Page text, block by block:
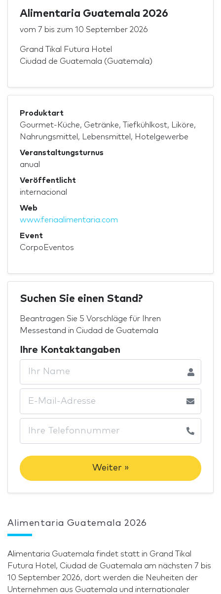
Alimentaria Guatemala 2026
vom 7 bis zum 10 September 2026
Grand Tikal Futura Hotel
Ciudad de Guatemala (Guatemala)
Produktart
Gourmet-Küche, Getränke, Tiefkühlkost, Liköre,
Nahrungsmittel, Lebensmittel, Hotelgewerbe
Veranstaltungsturnus
anual
Veröffentlicht
internacional
Web
www.feriaalimentaria.com
Event
CorpoEventos
Suchen Sie einen Stand?
Beantragen Sie 5 Vorschläge für Ihren
Messestand in Ciudad de Guatemala
Ihre Kontaktangaben
Weiter »
Alimentaria Guatemala 2026
Alimentaria Guatemala findet statt in Grand Tikal
Futura Hotel, Ciudad de Guatemala am nächsten 7 bis
10 September 2026, dort werden die Neuheiten der
Unternehmen aus Guatemala und internationaler